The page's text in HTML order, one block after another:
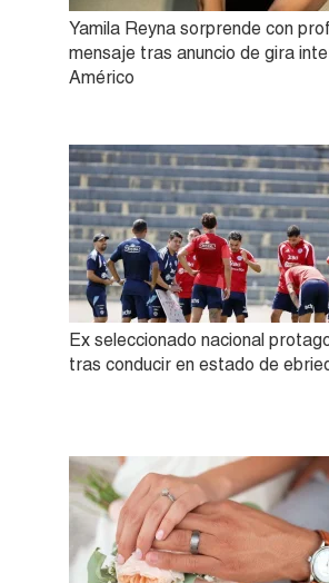
Yamila Reyna sorprende con
mensaje tras anuncio de gira
Américo
Ex seleccionado nacional
tras conducir en estado de